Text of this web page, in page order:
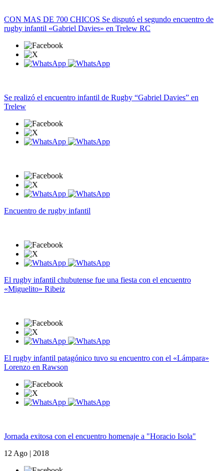
CON MAS DE 700 CHICOS Se disputó el segundo encuentro de
rugby infantil «Gabriel Davies» en Trelew RC
Se realizó el encuentro infantil de Rugby “Gabriel Davies” en
Trelew
Encuentro de rugby infantil
El rugby infantil chubutense fue una fiesta con el encuentro
«Miguelito» Ribeiz
El rugby infantil patagónico tuvo su encuentro con el «Lámpara»
Lorenzo en Rawson
Jornada exitosa con el encuentro homenaje a "Horacio Isola"
12 Ago | 2018